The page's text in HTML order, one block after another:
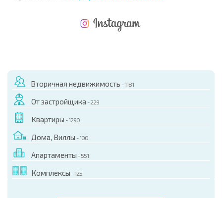
Вторичная недвижимость - 1181
От застройщика - 229
Квартиры - 1290
Дома, Виллы - 100
Апартаменты - 551
Комплексы - 125